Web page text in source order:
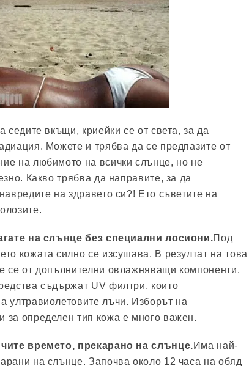
седите вкъщи, криейки се от света, за да
Можете и трябва да се предпазите от
на любимото на всички слънце, но не
Какво трябва да направите, за да
на здравето си?! Ето съветите на
на слънце без специални лосиони.Под
кожата силно се изсушава. В резултат на това
се от допълнителни овлажняващи компоненти.
съдържат UV филтри, които
ултравиолетовите лъчи. Изборът на
за определен тип кожа е много важен.
времето, прекарано на слънце.Има най-
на слънце. Започва около 12 часа на обяд